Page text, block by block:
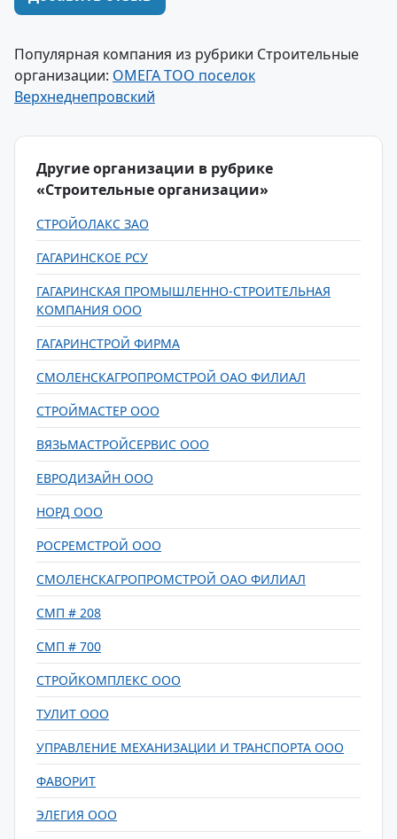
Популярная компания из рубрики Строительные
организации: ОМЕГА ТОО поселок
Верхнеднепровский
Другие организации в рубрике
«Строительные организации»
СТРОЙОЛАКС ЗАО
ГАГАРИНСКОЕ РСУ
ГАГАРИНСКАЯ ПРОМЫШЛЕННО-СТРОИТЕЛЬНАЯ
КОМПАНИЯ ООО
ГАГАРИНСТРОЙ ФИРМА
СМОЛЕНСКАГРОПРОМСТРОЙ ОАО ФИЛИАЛ
СТРОЙМАСТЕР ООО
ВЯЗЬМАСТРОЙСЕРВИС ООО
ЕВРОДИЗАЙН ООО
НОРД ООО
РОСРЕМСТРОЙ ООО
СМОЛЕНСКАГРОПРОМСТРОЙ ОАО ФИЛИАЛ
СМП # 208
СМП # 700
СТРОЙКОМПЛЕКС ООО
ТУЛИТ ООО
УПРАВЛЕНИЕ МЕХАНИЗАЦИИ И ТРАНСПОРТА ООО
ФАВОРИТ
ЭЛЕГИЯ ООО